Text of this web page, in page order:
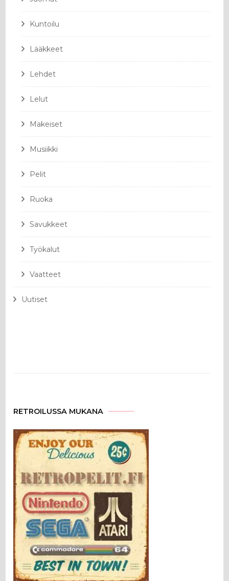
Kuntoilu
Lääkkeet
Lehdet
Lelut
Makeiset
Musiikki
Pelit
Ruoka
Savukkeet
Työkalut
Vaatteet
Uutiset
RETROILUSSA MUKANA